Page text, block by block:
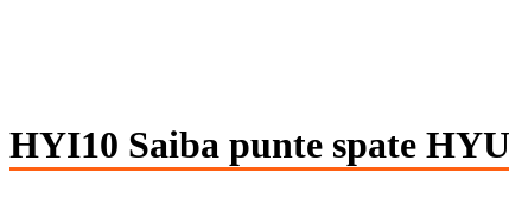
HYI10 Saiba punte spate